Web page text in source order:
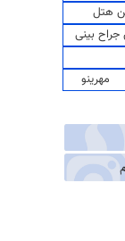
هتل
جراح بینی
مهرینو